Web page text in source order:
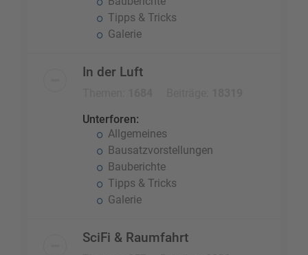
Tipps & Tricks
Galerie
In der Luft
Unterforen:
Allgemeines
Bausatzvorstellungen
Bauberichte
Tipps & Tricks
Galerie
SciFi & Raumfahrt